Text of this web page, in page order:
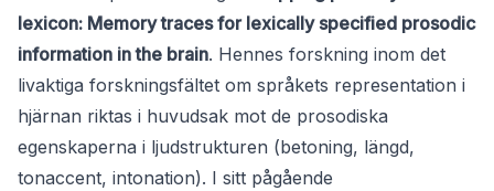
lexicon: Memory traces for lexically specified prosodic
information in the brain. Hennes forskning inom det
livaktiga forskningsfältet om språkets representation i
hjärnan riktas i huvudsak mot de prosodiska
egenskaperna i ljudstrukturen (betoning, längd,
tonaccent, intonation). I sitt pågående